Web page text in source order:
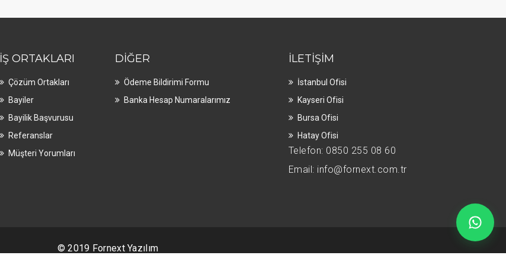
İŞ ORTAKLARI
Çözüm Ortakları
Bayiler
Bayilik Başvurusu
Referanslar
Müşteri Yorumları
DIĞER
Ödeme Bildirimi Formu
Banka Hesap Numaralarımız
İLETIŞIM
İstanbul Ofisi
Kayseri Ofisi
Bursa Ofisi
Hatay Ofisi
Telefon: 0850 255 08 60
Email: info@fornext.com.tr
© 2019 Fornext Yazılım